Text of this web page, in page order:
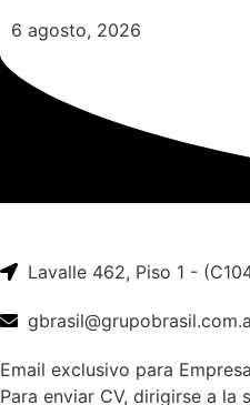
6 agosto, 2026
Lavalle 462, Piso 1 -
Email exclusivo para
Para enviar CV, dirigirse a la